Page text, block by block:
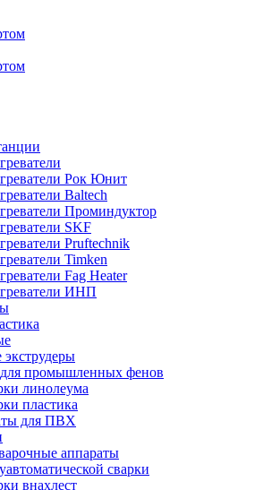
Рок Юнит
Baltech
Проминдуктор
SKF
Pruftechnik
Timken
Fag Heater
ИНП
промышленных фенов
линолеума
пластика
для ПВХ
аппараты
сварки
внахлест